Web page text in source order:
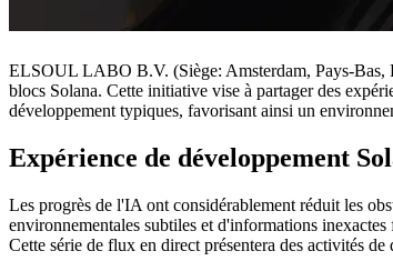
ELSOUL LABO B.V. (Siège: Amsterdam, Pays-Bas,
blocs Solana. Cette initiative vise à partager des
développement typiques, favorisant ainsi un
Expérience de développement
Les progrès de l'IA ont considérablement réduit les
environnementales subtiles et d'informations
Cette série de flux en direct présentera des activités